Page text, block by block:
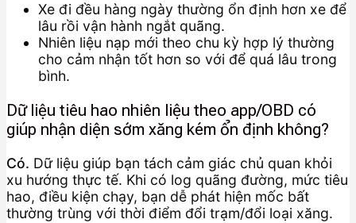
Xe đi đều hàng ngày thường ổn định hơn xe để
lâu rồi vận hành ngắt quãng.
Nhiên liệu nạp mới theo chu kỳ hợp lý thường
cho cảm nhận tốt hơn so với để quá lâu trong
bình.
Dữ liệu tiêu hao nhiên liệu theo app/OBD có
giúp nhận diện sớm xăng kém ổn định không?
Có. Dữ liệu giúp bạn tách cảm giác chủ quan khỏi
xu hướng thực tế. Khi có log quãng đường, mức tiêu
hao, điều kiện chạy, bạn dễ phát hiện mốc bất
thường trùng với thời điểm đổi trạm/đổi loại xăng.